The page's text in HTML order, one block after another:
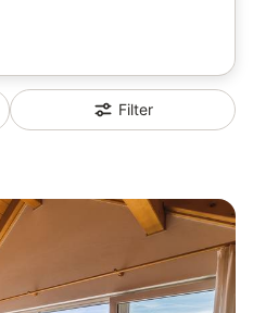
Filter